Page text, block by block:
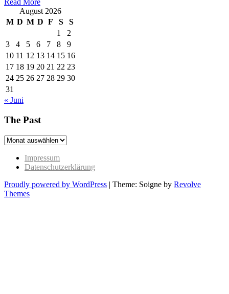
Read More
August 2026
M D M D F S
S
1
2
3
4 5 6 7 8
9
10 11 12 13 14 15 16
17 18 19 20 21 22 23
24 25 26 27 28 29 30
31
« Juni
The Past
The
Impressum
Datenschutzerklärung
Proudly powered by WordPress | Theme: Soigne by Revolve
Themes